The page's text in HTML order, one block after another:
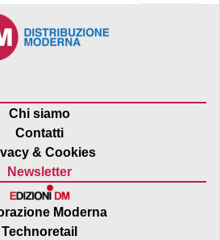
Chi siamo
Contatti
& Cookies
Newsletter
Moderna
Technoretail